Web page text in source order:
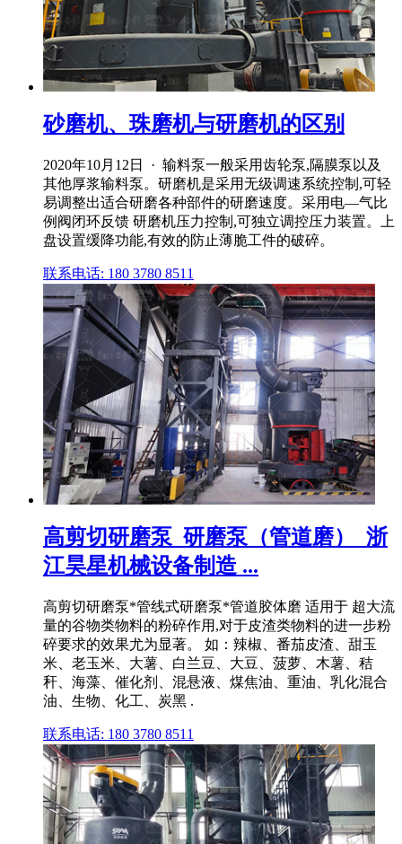
砂磨机、珠磨机与研磨机的区别
2020年10月12日 · 输料泵一般采用齿轮泵,隔膜泵以及
其他厚浆输料泵。研磨机是采用无级调速系统控制,可轻
易调整出适合研磨各种部件的研磨速度。采用电—气比
例阀闭环反馈 研磨机压力控制,可独立调控压力装置。上
盘设置缓降功能,有效的防止薄脆工件的破碎。
联系电话: 180 3780 8511
高剪切研磨泵_研磨泵（管道磨）_浙
江昊星机械设备制造 ...
高剪切研磨泵*管线式研磨泵*管道胶体磨 适用于 超大流
量的谷物类物料的粉碎作用,对于皮渣类物料的进一步粉
碎要求的效果尤为显著。 如：辣椒、番茄皮渣、甜玉
米、老玉米、大薯、白兰豆、大豆、菠萝、木薯、秸
秆、海藻、催化剂、混悬液、煤焦油、重油、乳化混合
油、生物、化工、炭黑 .
联系电话: 180 3780 8511